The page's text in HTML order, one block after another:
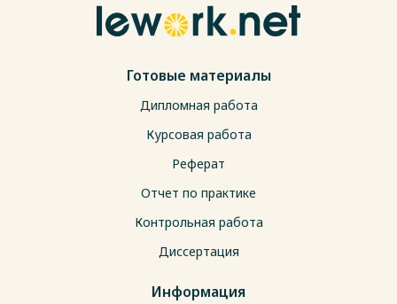
Готовые материалы
Дипломная работа
Курсовая работа
Реферат
Отчет по практике
Контрольная работа
Диссертация
Информация